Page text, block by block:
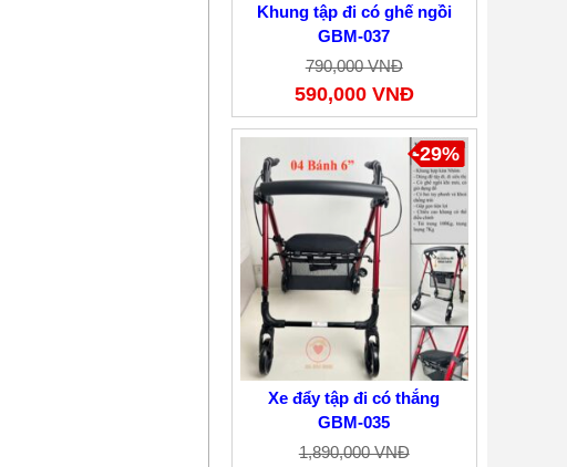
Khung tập đi có ghế ngồi
GBM-037
790,000 VNĐ
590,000 VNĐ
Xe đẩy tập đi có thắng
GBM-035
1,890,000 VNĐ
-29%